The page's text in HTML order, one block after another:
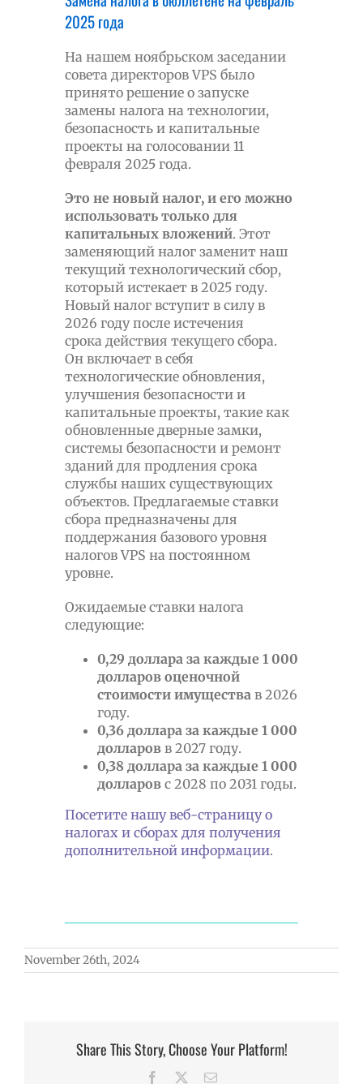
2025 года
На нашем ноябрьском заседании
совета директоров VPS было
принято решение о запуске
замены налогa на технологии,
безопасность и капитальные
проекты на голосовании 11
февраля 2025 года.
Это не новый налог, и его можно
использовать только для
капитальных вложений. Этот
заменяющий налог заменит наш
текущий технологический сбор,
который истекает в 2025 году.
Новый налог вступит в силу в
2026 году после истечения
срока действия текущего сбора.
Он включает в себя
технологические обновления,
улучшения безопасности и
капитальные проекты, такие как
обновленные дверные замки,
системы безопасности и ремонт
зданий для продления срока
службы наших существующих
объектов. Предлагаемые ставки
сбора предназначены для
поддержания базового уровня
налогов VPS на постоянном
уровне.
Ожидаемые ставки налога
следующие:
0,29 доллара за каждые 1 000
долларов оценочной
стоимости имущества в 2026
году.
0,36 доллара за каждые 1 000
долларов в 2027 году.
0,38 доллара за каждые 1 000
долларов с 2028 по 2031 годы.
Посетите нашу веб-страницу о
налогах и сборах для получения
дополнительной информации.
November 26th, 2024
Share This Story, Choose Your Platform!
Facebook Email